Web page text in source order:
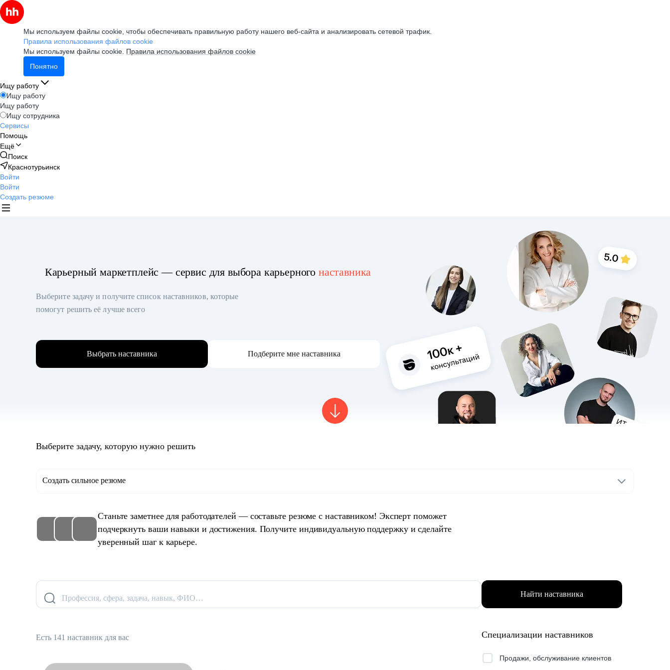
Мы используем файлы cookie, чтобы обеспечивать правильную работу нашего веб-сайта и анализировать сетевой трафик.
Правила использования файлов cookie
Мы используем файлы cookie. Правила использования файлов cookie
Понятно
Ищу работу
Ищу работу
Ищу работу
Ищу сотрудника
Сервисы
Помощь
Ещё
Поиск
Краснотурьинск
Войти
Войти
Создать резюме
Карьерный маркетплейс — сервис для выбора карьерного наставника
Выберите задачу и получите список наставников, которые
помогут решить её лучше всего
Выбрать наставника Подберите мне наставника
Выберите задачу, которую нужно решить
Создать сильное резюме
Станьте заметнее для работодателей — составьте резюме с наставником! Эксперт поможет
подчеркнуть ваши навыки и достижения. Получите индивидуальную поддержку и сделайте
уверенный шаг к карьере.
Профессия, сфера, задача, навык, ФИО… Найти наставника
Есть 141 наставник для вас Специализации наставников
Продажи, обслуживание клиентов